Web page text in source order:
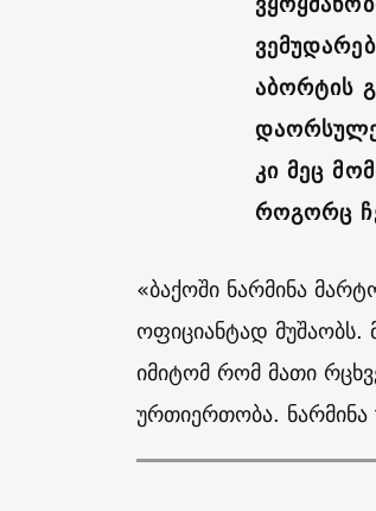
აბორტის
კი მეც
როგორც
«ბაქოში ნარმინა
ოფიციანტად მუშაობს.
იმიტომ რომ მათი
ურთიერთობა.